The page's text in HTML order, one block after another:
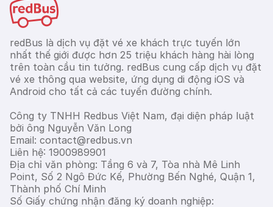
redBus là dịch vụ đặt vé xe khách trực tuyến lớn
nhất thế giới được hơn 25 triệu khách hàng hài lòng
trên toàn cầu tin tưởng. redBus cung cấp dịch vụ đặt
vé xe thông qua website, ứng dụng di động iOS và
Android cho tất cả các tuyến đường chính.
Công ty TNHH Redbus Việt Nam, đại diện pháp luật
bởi ông Nguyễn Văn Long
Email: contact@redbus.vn
Liên hệ: 1900989901
Địa chỉ văn phòng: Tầng 6 và 7, Tòa nhà Mê Linh
Point, Số 2 Ngô Đức Kế, Phường Bến Nghé, Quận 1,
Thành phố Chí Minh
Số Giấy chứng nhận đăng ký doanh nghiệp: